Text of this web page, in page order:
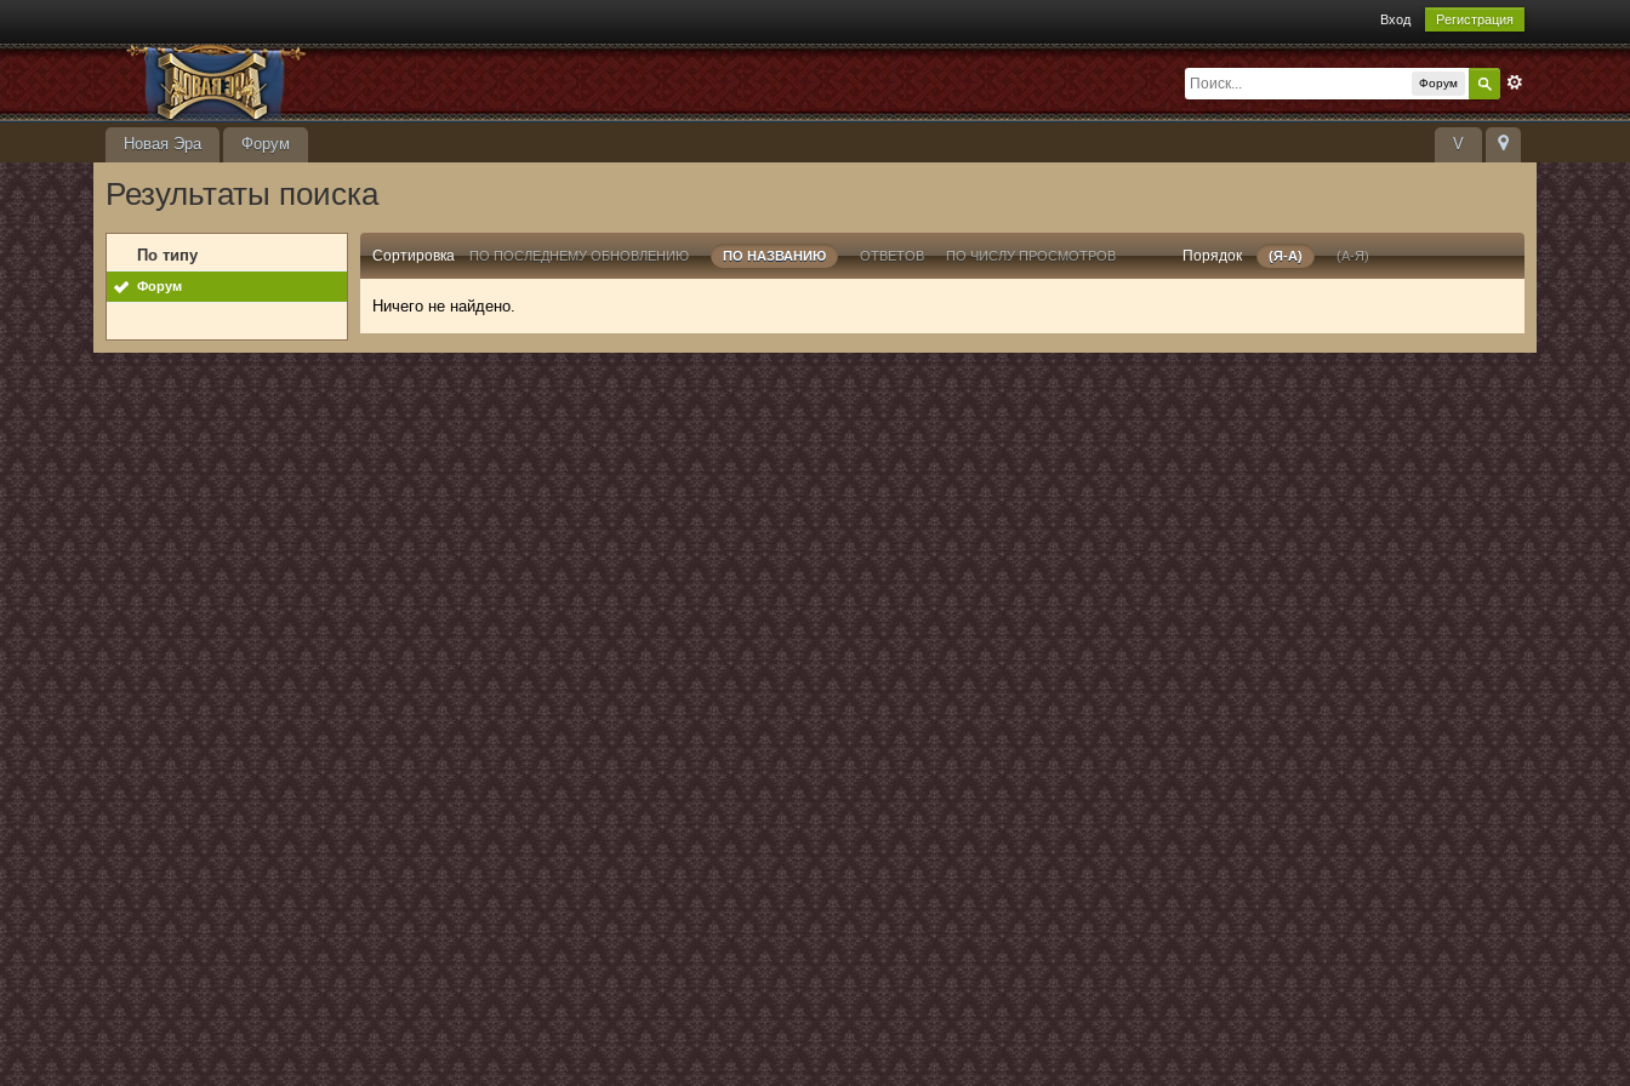
Вход Регистрация
Форум
V
Новая Эра Форум
Результаты поиска
По типу
Форум
Сортировка ПО ПОСЛЕДНЕМУ ОБНОВЛЕНИЮ ПО НАЗВАНИЮ ОТВЕТОВ ПО ЧИСЛУ ПРОСМОТРОВ Порядок (Я-А) (А-Я)
Ничего не найдено.